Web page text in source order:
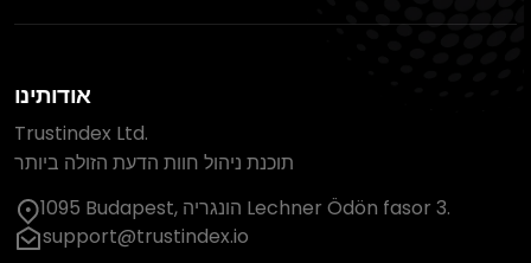
אודותינו
Trustindex Ltd.
תוכנת ניהול חוות הדעת הזולה ביותר
1095 Budapest, הונגריה Lechner Ödön fasor 3.
support@trustindex.io